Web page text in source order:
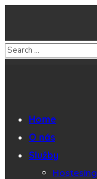
Home
O nás
Služby
Hostesing